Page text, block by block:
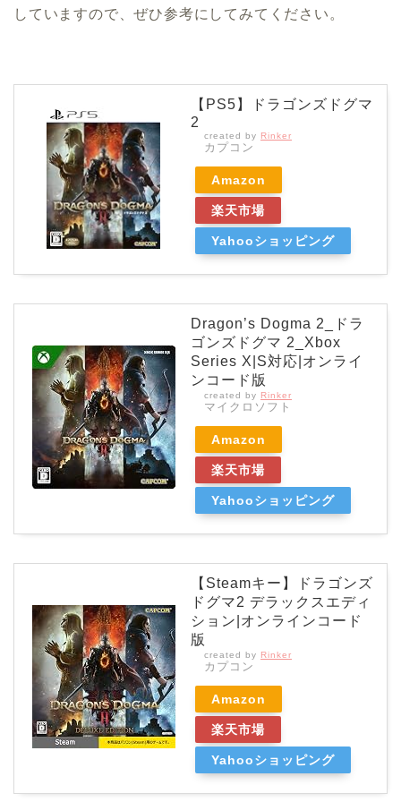
していますので、ぜひ参考にしてみてください。
【PS5】ドラゴンズドグマ
2
created by Rinker
カプコン
Amazon
楽天市場
Yahooショッピング
Dragon’s Dogma 2_ドラ
ゴンズドグマ 2_Xbox
Series X|S対応|オンライ
ンコード版
created by Rinker
マイクロソフト
Amazon
楽天市場
Yahooショッピング
【Steamキー】ドラゴンズ
ドグマ2 デラックスエディ
ション|オンラインコード
版
created by Rinker
カプコン
Amazon
楽天市場
Yahooショッピング